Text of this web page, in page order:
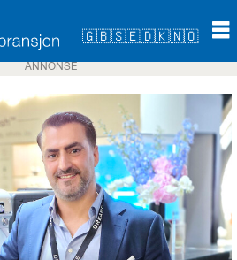
🇬🇧🇸🇪🇩🇰🇳🇴
ANNONSE